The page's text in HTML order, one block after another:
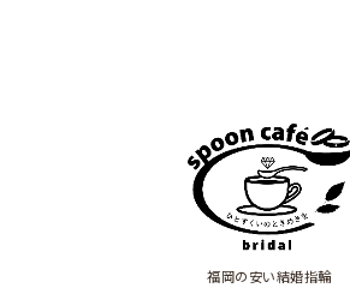
福岡の安い結婚指輪